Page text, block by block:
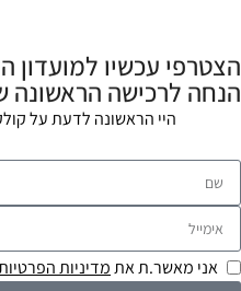
הנחה לרכישה
היי הראשונה לדעת על
אני מאשר.ת אתמדיניות